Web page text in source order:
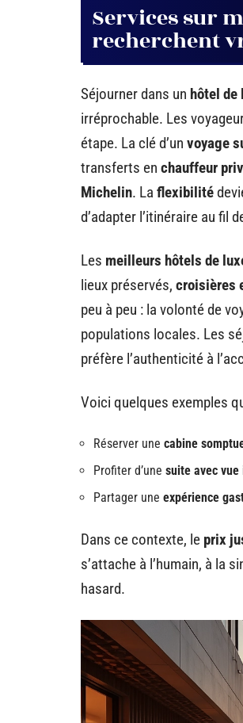
Services sur
recherchent
Séjourner dans un hôtel de
irréprochable. Les
étape. La clé d’un voyage
transferts en chauffeur
Michelin. La flexibilité
d’adapter l’itinéraire au fil
Les meilleurs hôtels de
lieux préservés, croisières
peu à peu : la volonté de
populations locales. Les
préfère l’authenticité à
Voici quelques exemples
Réserver une cabine
Profiter d’une suite avec
Partager une expérience
Dans ce contexte, le prix
s’attache à l’humain, à la
hasard.